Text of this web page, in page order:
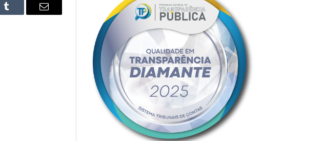
Tumblr
E-